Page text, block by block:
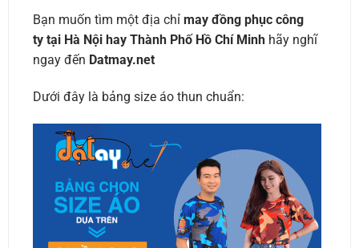
Bạn muốn tìm một địa chỉ may đồng phục công
ty tại Hà Nội hay Thành Phố Hồ Chí Minhhãy nghĩ
ngay đến Datmay.net
Dưới đây là bảng size áo thun chuẩn: